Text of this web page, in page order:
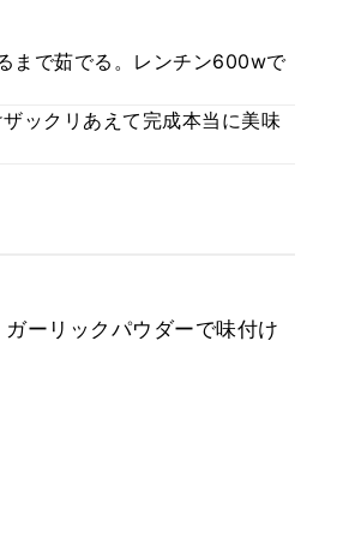
まで茹でる。レンチン600wで
ックリあえて完成本当に美味
ーリックパウダーで味付け